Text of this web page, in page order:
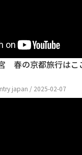
春の京都旅行はこ
japan / 2025-02-07